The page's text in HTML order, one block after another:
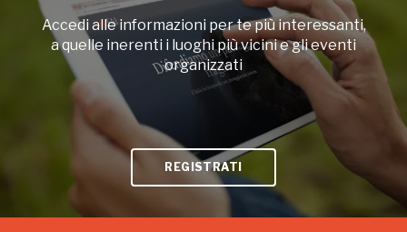
Accedi alle informazioni per te più interessanti,
a quelle inerenti i luoghi più vicini e gli eventi
organizzati
REGISTRATI